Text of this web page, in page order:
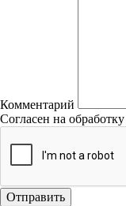
Комментарий
Согласен на обработку
Отправить